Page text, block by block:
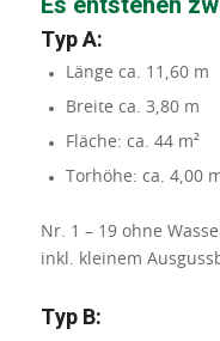
Typ A:
Länge ca. 11,60 m
Breite ca. 3,80 m
Fläche: ca. 44 m²
Torhöhe: ca. 4,00
Nr. 1 – 19 ohne
inkl. kleinem
Typ B: